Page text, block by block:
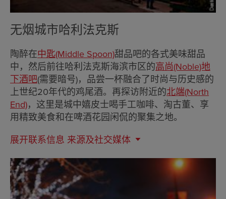
无烟城市哈利法克斯
陶醉在中匙(Middle Spoon)甜品吧的各式美味甜品
中，然后前往哈利法克斯海滨市区的高尚(Noble)地
下酒吧(需要暗号)，品尝一杯融合了时尚与历史感的
上世纪20年代的鸡尾酒。再探访附近的北端(North
End)，这里是城中嬉皮士喝手工咖啡、淘古董、享
用精致美食和在啤酒花园闲侃的聚集之地。
展开联系信息 来源及社交媒体